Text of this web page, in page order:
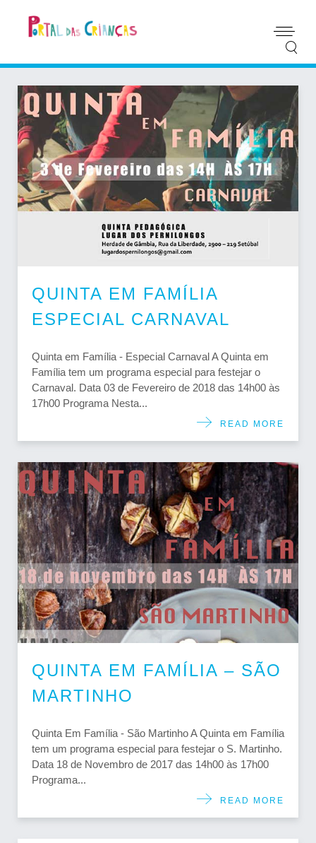
QUINTA EM FAMÍLIA
ESPECIAL CARNAVAL
Quinta em Família - Especial Carnaval A Quinta em
Família tem um programa especial para festejar o
Carnaval. Data 03 de Fevereiro de 2018 das 14h00 às
17h00 Programa Nesta...
READ MORE
QUINTA EM FAMÍLIA – SÃO
MARTINHO
Quinta Em Família - São Martinho A Quinta em Família
tem um programa especial para festejar o S. Martinho.
Data 18 de Novembro de 2017 das 14h00 às 17h00
Programa...
READ MORE